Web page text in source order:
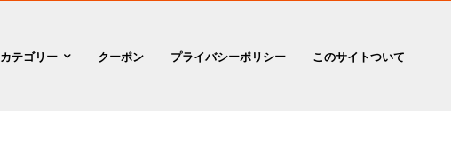
カテゴリー クーポン プライバシーポリシー このサイトついて